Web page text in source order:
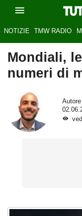
NOTIZIE TMW RADIO
Mondiali,
numeri di
Autore